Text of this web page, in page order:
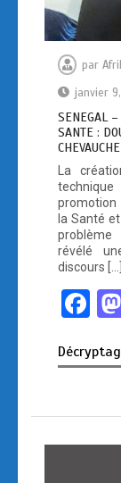
par
janvier
SENEGAL
SANTE :
La
la Santé
problème
révélé
discours […]
F
ce
o
o